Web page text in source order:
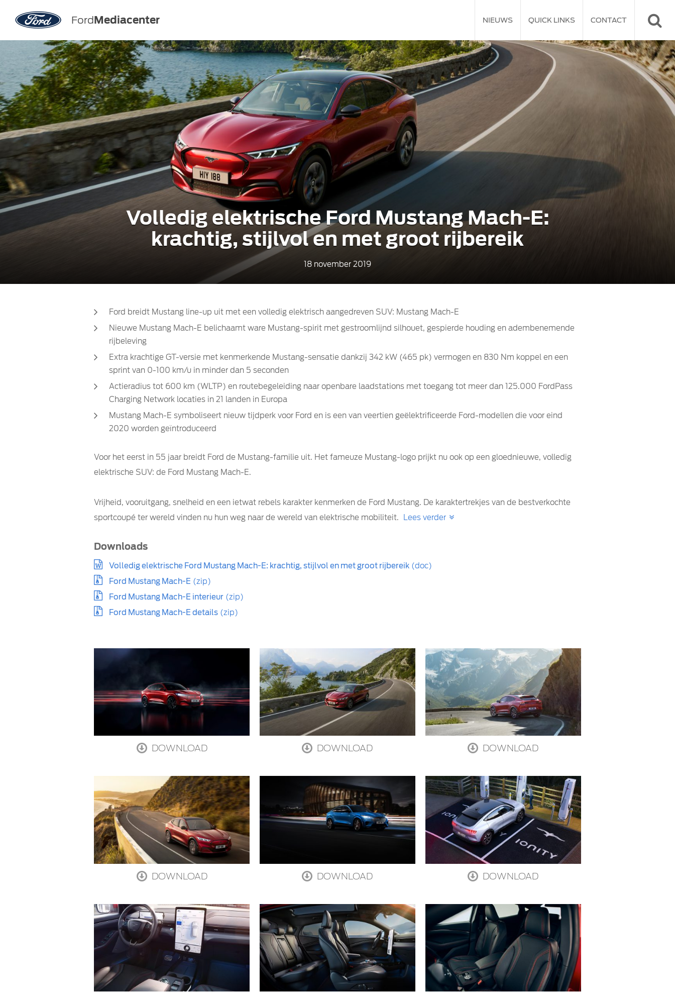
FordMediacenter NIEUWS QUICK LINKS CONTACT
Volledig elektrische Ford Mustang Mach-E:
krachtig, stijlvol en met groot rijbereik
18 november 2019
Ford breidt Mustang line-up uit met een volledig elektrisch aangedreven SUV: Mustang Mach-E
Nieuwe Mustang Mach-E belichaamt ware Mustang-spirit met gestroomlijnd silhouet, gespierde houding en adembenemende
rijbeleving
Extra krachtige GT-versie met kenmerkende Mustang-sensatie dankzij 342 kW (465 pk) vermogen en 830 Nm koppel en een
sprint van 0-100 km/u in minder dan 5 seconden
Actieradius tot 600 km (WLTP) en routebegeleiding naar openbare laadstations met toegang tot meer dan 125.000 FordPass
Charging Network locaties in 21 landen in Europa
Mustang Mach-E symboliseert nieuw tijdperk voor Ford en is een van veertien geëlektrificeerde Ford-modellen die voor eind
2020 worden geïntroduceerd
Voor het eerst in 55 jaar breidt Ford de Mustang-familie uit. Het fameuze Mustang-logo prijkt nu ook op een gloednieuwe, volledig
elektrische SUV: de Ford Mustang Mach-E.
Vrijheid, vooruitgang, snelheid en een ietwat rebels karakter kenmerken de Ford Mustang. De karaktertrekjes van de bestverkochte
sportcoupé ter wereld vinden nu hun weg naar de wereld van elektrische mobiliteit.
Lees verder
Downloads
Volledig elektrische Ford Mustang Mach-E: krachtig, stijlvol en met groot rijbereik (doc)
Ford Mustang Mach-E (zip)
Ford Mustang Mach-E interieur (zip)
Ford Mustang Mach-E details (zip)
DOWNLOAD DOWNLOAD DOWNLOAD
DOWNLOAD DOWNLOAD DOWNLOAD